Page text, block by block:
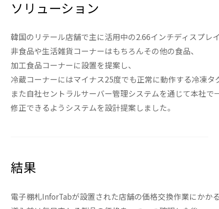
ソリューション
韓国のリテール店舗で主に活用中の2.66インチディスプレ
非食品や生活雑貨コーナーはもちろんその他の食品、
加工食品コーナーに設置を提案し、
冷蔵コーナーにはマイナス25度でも正常に動作する冷凍
また自社セントラルサーバー管理システムを通じて本社で
修正できるようシステムを設計提案しました。
結果
電子棚札InforTabが設置された店舗の価格交換作業にかか